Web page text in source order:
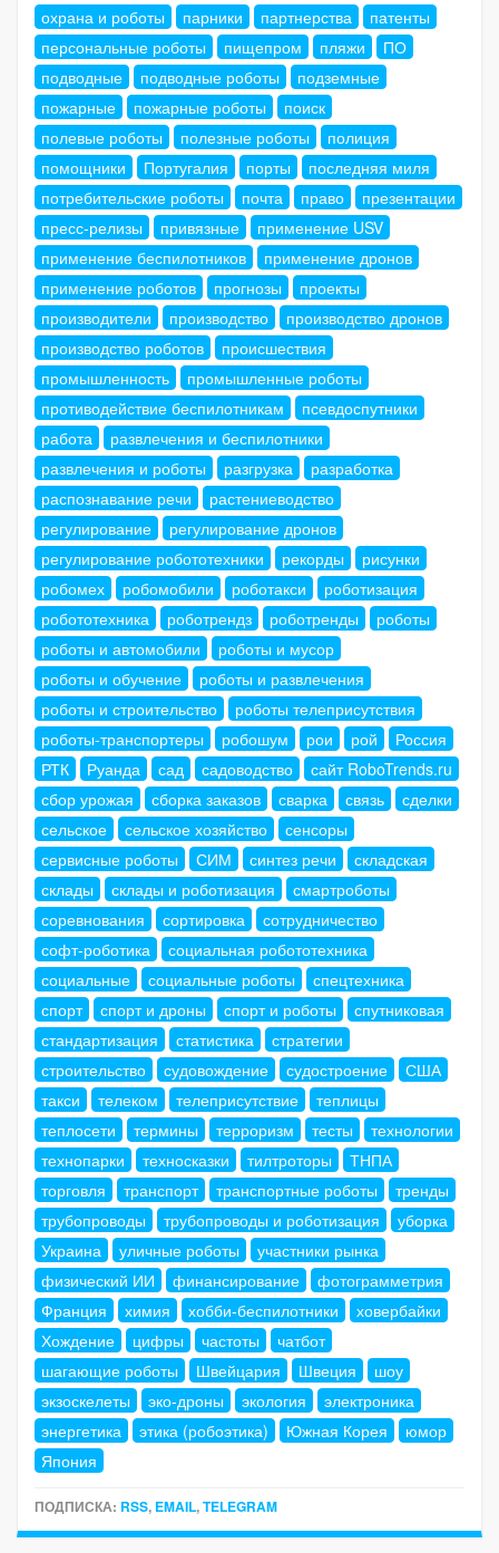
охрана и роботы
парники партнерства
патенты
персональные роботы
пищепром пляжи
ПО
подводные
подводные роботы
подземные
пожарные
пожарные роботы
поиск
полевые роботы
полезные роботы
полиция
помощники
Португалия порты
последняя миля
потребительские роботы
почта право
презентации
пресс-релизы
привязные
применение USV
применение беспилотников
применение дронов
применение роботов
прогнозы
проекты
производители
производство
производство дронов
производство роботов
происшествия
промышленность
промышленные роботы
противодействие беспилотникам
псевдоспутники
работа
развлечения и беспилотники
развлечения и роботы
разгрузка
разработка
распознавание речи
растениеводство
регулирование
регулирование дронов
регулирование робототехники
рекорды
рисунки
робомех
робомобили роботакси
роботизация
робототехника
роботрендз роботренды
роботы
роботы и автомобили
роботы и мусор
роботы и обучение
роботы и развлечения
роботы и строительство
роботы телеприсутствия
роботы-транспортеры
робошум рои рой
Россия
РТК
Руанда сад садоводство
сайт RoboTrends.ru
сбор урожая
сборка заказов сварка связь
сделки
сельское
сельское хозяйство
сенсоры
сервисные роботы
СИМ синтез речи
складская
склады
склады и роботизация
смартроботы
соревнования
сортировка
сотрудничество
софт-роботика
социальная робототехника
социальные
социальные роботы
спецтехника
спорт
спорт и дроны спорт и роботы
спутниковая
стандартизация
статистика
стратегии
строительство
судовождение судостроение
США
такси
телеком телеприсутствие
теплицы
теплосети
термины терроризм тесты
технологии
технопарки
техносказки тилтроторы
ТНПА
торговля
транспорт транспортные роботы
тренды
трубопроводы
трубопроводы и роботизация
уборка
Украина
уличные роботы
участники рынка
физический ИИ
финансирование
фотограмметрия
Франция
химия хобби-беспилотники
ховербайки
Хождение
цифры частоты
чатбот
шагающие роботы
Швейцария Швеция
шоу
экзоскелеты
эко-дроны экология
электроника
энергетика
этика (робоэтика) Южная Корея
юмор
Япония
ПОДПИСКА: RSS, EMAIL,TELEGRAM